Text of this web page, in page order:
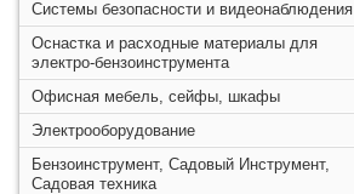
Системы безопасности и видеонаблюдения
Оснастка и расходные материалы для
электро-бензоинструмента
Офисная мебель, сейфы, шкафы
Электрооборудование
Бензоинструмент, Садовый Инструмент,
Садовая техника